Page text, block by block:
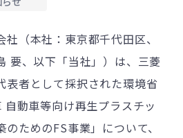
（本社：東京都千代田区、
要、以下「当社」）は、三菱
表者として採択された環境省
自動車等向け再生プラスチッ
のためのFS事業」について、